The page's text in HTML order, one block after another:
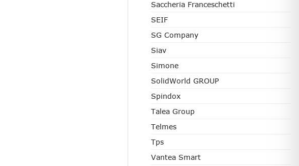
Saccheria Franceschetti
SEIF
SG Company
Siav
Simone
SolidWorld GROUP
Spindox
Talea Group
Telmes
Tps
Vantea Smart